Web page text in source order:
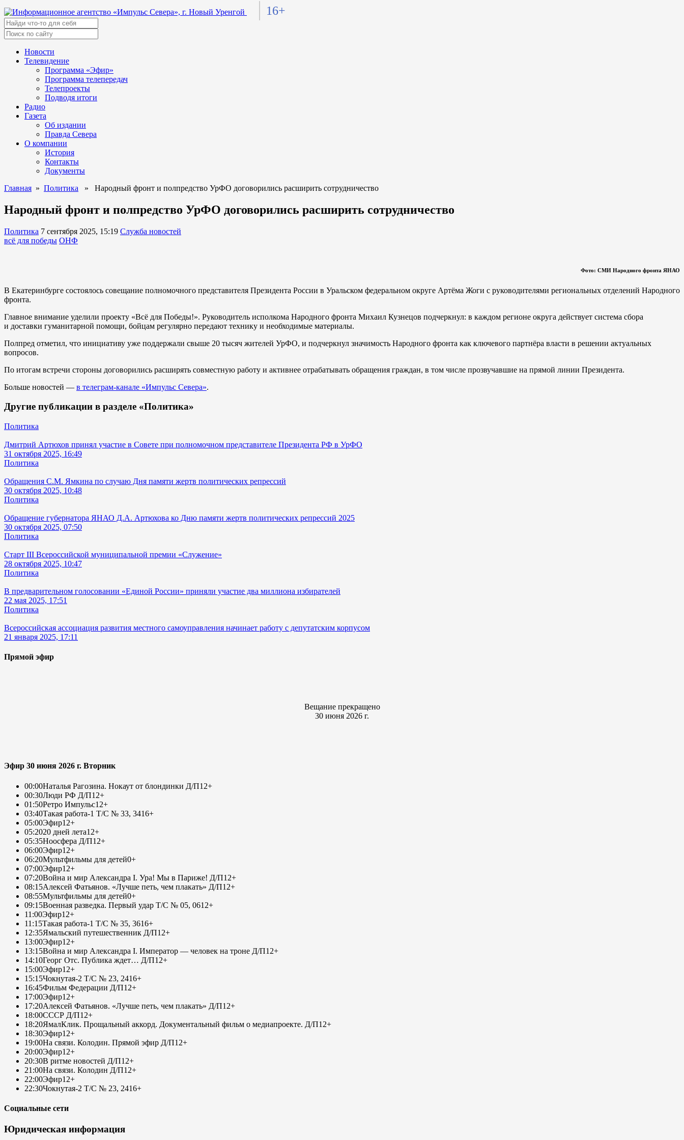
16+
Новости
Телевидение
Программа «Эфир»
Программа телепередач
Телепроекты
Подводя итоги
Радио
Газета
Об издании
Правда Севера
О компании
История
Контакты
Документы
Главная » Политика » Народный фронт и полпредство УрФО договорились расширить сотрудничество
Народный фронт и полпредство УрФО договорились расширить сотрудничество
Политика 7 сентября 2025, 15:19 Служба новостей
всё для победы ОНФ
Фото: СМИ Народного фронта ЯНАО
В Екатеринбурге состоялось совещание полномочного представителя Президента России в Уральском федеральном округе Артёма Жоги с руководителями региональных отделений Народного
фронта.
Главное внимание уделили проекту «Всё для Победы!». Руководитель исполкома Народного фронта Михаил Кузнецов подчеркнул: в каждом регионе округа действует система сбора
и доставки гуманитарной помощи, бойцам регулярно передают технику и необходимые материалы.
Полпред отметил, что инициативу уже поддержали свыше 20 тысяч жителей УрФО, и подчеркнул значимость Народного фронта как ключевого партнёра власти в решении актуальных
вопросов.
По итогам встречи стороны договорились расширять совместную работу и активнее отрабатывать обращения граждан, в том числе прозвучавшие на прямой линии Президента.
Больше новостей — в телеграм-канале «Импульс Севера».
Другие публикации в разделе «Политика»
Политика
Дмитрий Артюхов принял участие в Совете при полномочном представителе Президента РФ в УрФО
31 октября 2025, 16:49
Политика
Обращения С.М. Ямкина по случаю Дня памяти жертв политических репрессий
30 октября 2025, 10:48
Политика
Обращение губернатора ЯНАО Д.А. Артюхова ко Дню памяти жертв политических репрессий 2025
30 октября 2025, 07:50
Политика
Старт III Всероссийской муниципальной премии «Служение»
28 октября 2025, 10:47
Политика
В предварительном голосовании «Единой России» приняли участие два миллиона избирателей
22 мая 2025, 17:51
Политика
Всероссийская ассоциация развития местного самоуправления начинает работу с депутатским корпусом
21 января 2025, 17:11
Прямой эфир
Вещание прекращено
30 июня 2026 г.
Эфир 30 июня 2026 г. Вторник
00:00Наталья Рагозина. Нокаут от блондинки Д/П12+
00:30Люди РФ Д/П12+
01:50Ретро Импульс12+
03:40Такая работа-1 Т/С № 33, 3416+
05:00Эфир12+
05:2020 дней лета12+
05:35Ноосфера Д/П12+
06:00Эфир12+
06:20Мультфильмы для детей0+
07:00Эфир12+
07:20Война и мир Александра I. Ура! Мы в Париже! Д/П12+
08:15Алексей Фатьянов. «Лучше петь, чем плакать» Д/П12+
08:55Мультфильмы для детей0+
09:15Военная разведка. Первый удар Т/С № 05, 0612+
11:00Эфир12+
11:15Такая работа-1 Т/С № 35, 3616+
12:35Ямальский путешественник Д/П12+
13:00Эфир12+
13:15Война и мир Александра I. Император — человек на троне Д/П12+
14:10Георг Отс. Публика ждет… Д/П12+
15:00Эфир12+
15:15Чокнутая-2 Т/С № 23, 2416+
16:45Фильм Федерации Д/П12+
17:00Эфир12+
17:20Алексей Фатьянов. «Лучше петь, чем плакать» Д/П12+
18:00СССР Д/П12+
18:20ЯмалКлик. Прощальный аккорд. Документальный фильм о медиапроекте. Д/П12+
18:30Эфир12+
19:00На связи. Колодин. Прямой эфир Д/П12+
20:00Эфир12+
20:30В ритме новостей Д/П12+
21:00На связи. Колодин Д/П12+
22:00Эфир12+
22:30Чокнутая-2 Т/С № 23, 2416+
Социальные сети
Юридическая информация